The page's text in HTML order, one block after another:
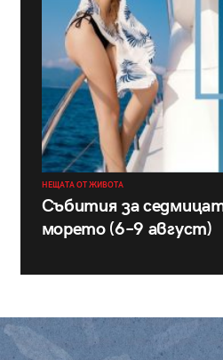
НЕЩАТА ОТ ЖИВОТА
Събития за
морето (6–9 август)